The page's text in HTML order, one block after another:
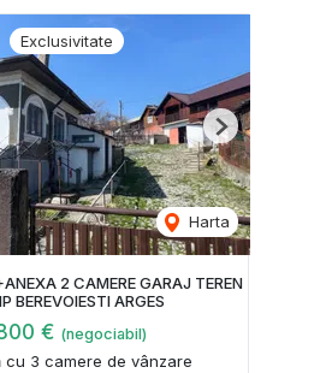
Exclusivitate
Harta
Next
2 CAMERE GARAJ TEREN
BEREVOIESTI ARGES
€ (negociabil)
cu 3 camere de vânzare